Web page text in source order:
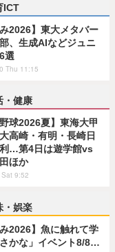
ICT
み2026】東大メタバー
、生成AIなどジュニ
選
Thu 11:15
・健康
野球2026夏】東海大甲
高崎・有明・長崎日
…第4日は遊学館vs
ほか
9:52
・娯楽
み2026】魚に触れて学
かな」イベント8/8…